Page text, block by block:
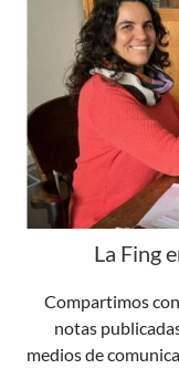
La Fing
Compartimos
notas
medios de